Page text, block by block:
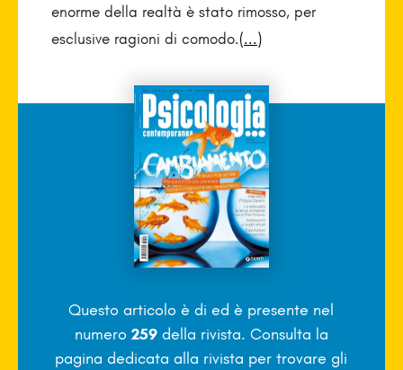
enorme della realtà è stato rimosso, per
esclusive ragioni di comodo.(...)
Questo articolo è died è presente nel
numero 259della rivista. Consulta la
pagina dedicata alla rivista per trovare gli